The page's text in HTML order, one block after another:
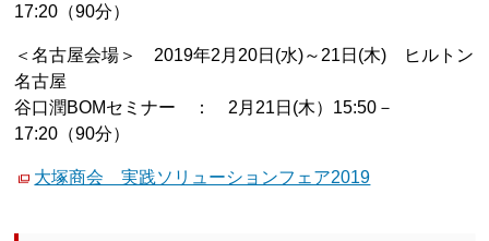
17:20（90分）
＜名古屋会場＞ 2019年2月20日(水)～21日(木) ヒルトン
名古屋
谷口潤BOMセミナー ： 2月21日(木）15:50－
17:20（90分）
大塚商会 実践ソリューションフェア2019